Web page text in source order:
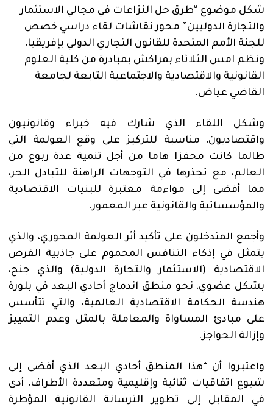
آراء
شكل موضوع “طرق حل النزاعات في مجالي الاستثمار
والتجارة الدوليين” محور نقاشات لقاء دراسي خصص
للجنة الأمم المتحدة للقانون التجاري الدولي بإفريقيا،
ونظم امس الثلاثاء بمراكش بمبادرة من كلية العلوم
القانونية والاقتصادية والاجتماعية التابعة لجامعة
القاضي عياض.
وشكل اللقاء الذي شارك فيه خبراء وقانونيون
واقتصاديون، مناسبة للتركيز على وقع العولمة التي
طالما كانت محفزا هاما من أجل تنمية عدة ربوع من
العالم، مع تجذرها في التوجهات الراهنة للتبادل الحر،
مما أفضى إلى مواءمة معتبرة للبنيات الاقتصادية
والمؤسساتية والقانونية عبر المعمور.
وأجمع المتدخلون على تأكيد أثر العولمة المحوري، والذي
يتمثل في إذكاء التنافس المحموم على جاذبية الفرص
الاقتصادية (الاستثمار والتجارة الدولية) والذي جنح،
بشكل عضوي، نحو منطق اندماج أحادي البعد في بلورة
هندسة الحكامة الاقتصادية العالمية، والتي تتأسس
على مبادئ المساواة والمعاملة بالمثل وعدم التمييز
وإزالة الحواجز.
واعتبروا أن “هذا المنطق أحادي البعد الذي أفضى إلى
شيوع اتفاقيات ثنائية وإقليمية ومتعددة الأطراف، أدى
في المقابل إلى تطوير الترسانة القانونية المؤطرة